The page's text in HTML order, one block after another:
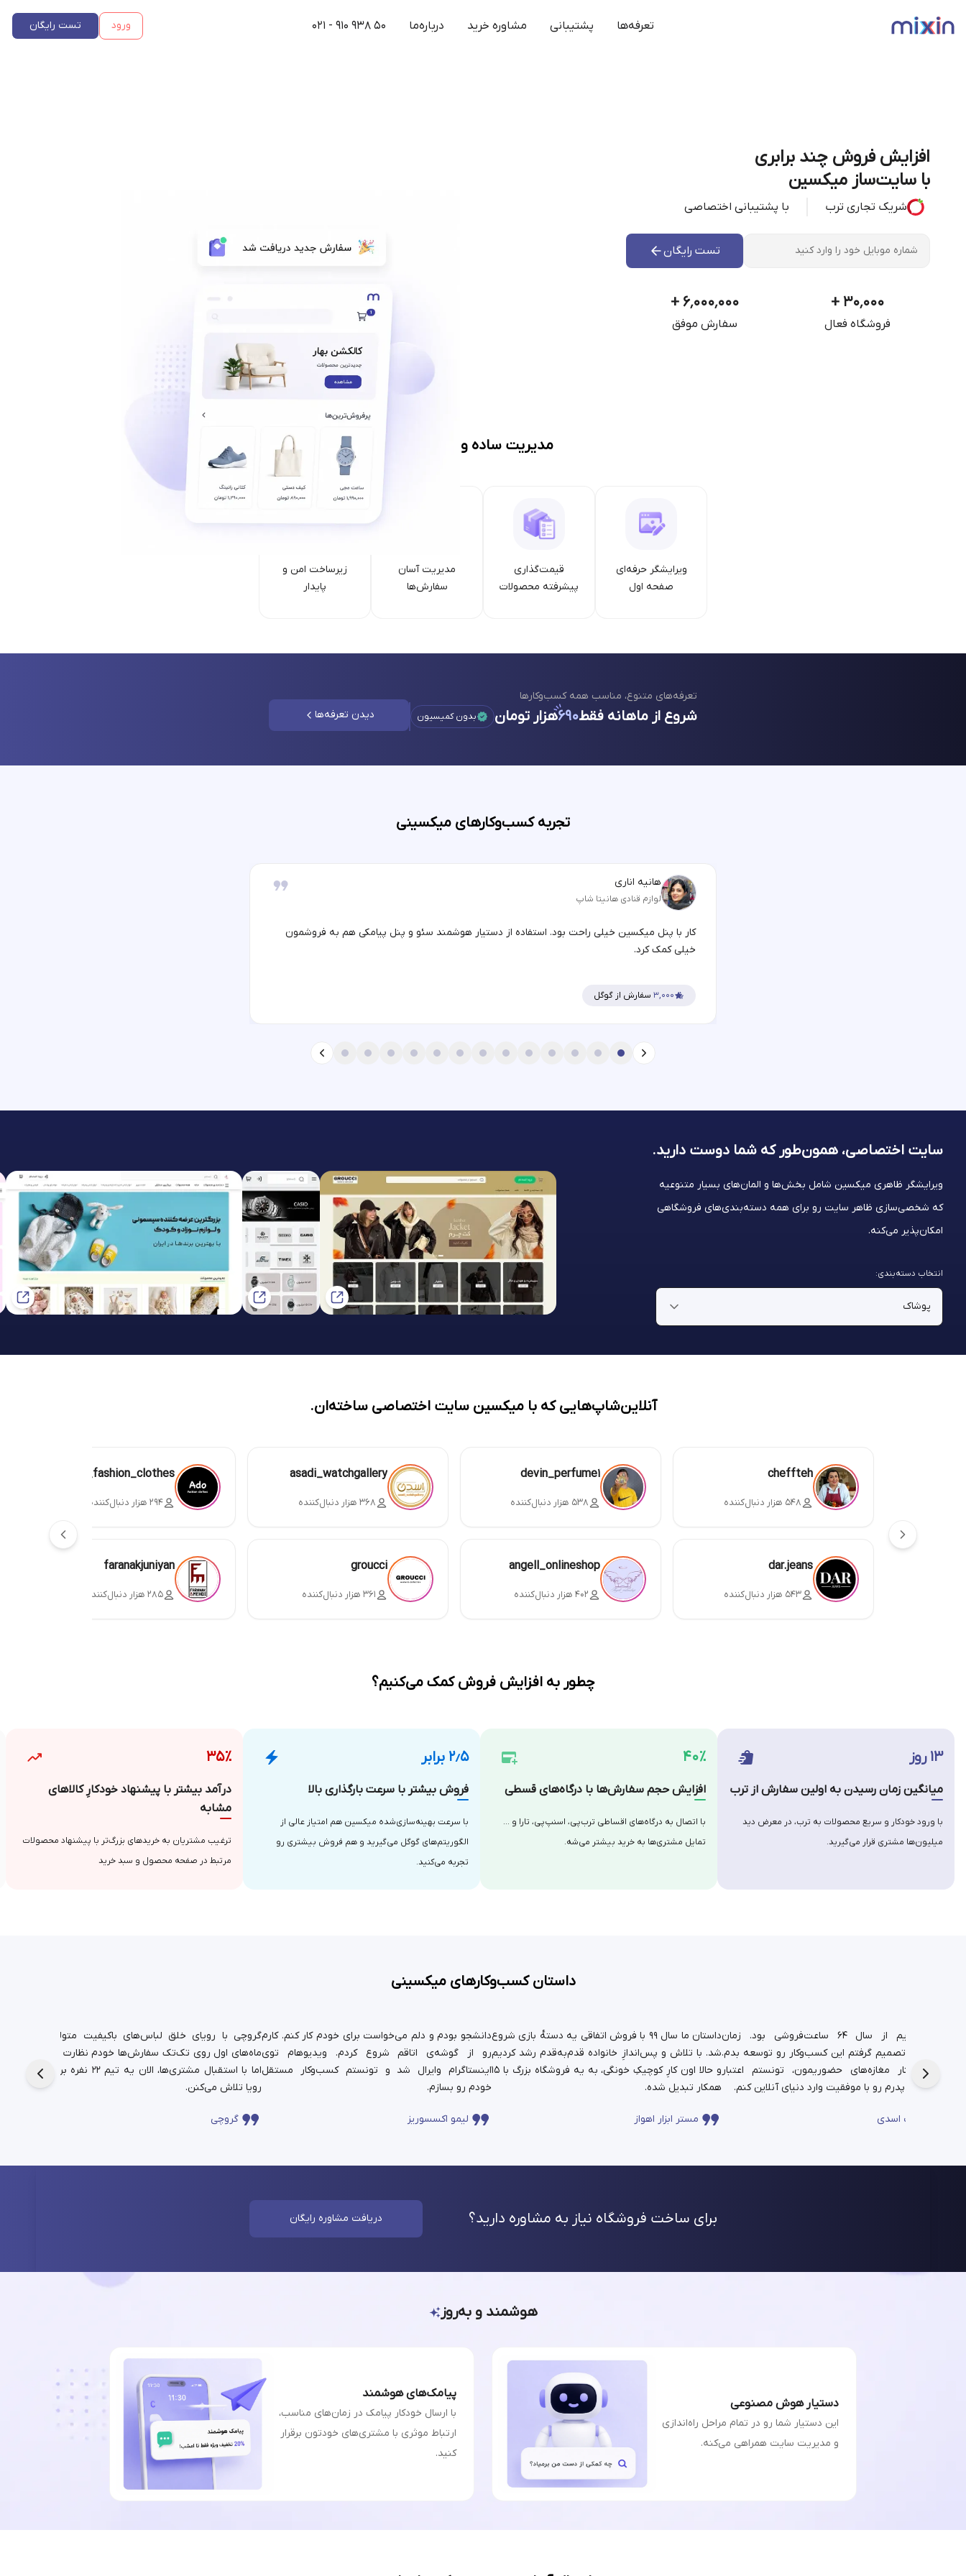
تعرفه‌ها پشتیبانی مشاوره خرید درباره‌ما ۰۲۱ - ۹۱۰ ۹۳۸ ۵۰ ورود تست رایگان
افزایش فروش چند برابری
با سایت‌ساز میکسین
شریک تجاری ترب با پشتیبانی اختصاصی
تست رایگان
۳۰٬۰۰۰ +
فروشگاه فعال
۶٬۰۰۰٬۰۰۰ +
سفارش موفق
مدیریت ساده و حرفه‌ای
ویرایشگر حرفه‌ای
صفحه اول
قیمت‌گذاری
پیشرفته محصولات
مدیریت آسان
سفارش‌ها
زیرساخت امن‌ و
پایدار
تعرفه‌های متنوع، مناسب همه کسب‌وکارها
شروع از ماهانه فقط۶۹۰هزار تومان بدون کمیسیون دیدن تعرفه‌ها
تجربه کسب‌وکارهای میکسینی
هانیه اناری
لوازم قنادی هانیتا شاپ
کار با پنل میکسین خیلی راحت بود. استفاده از دستیار هوشمند سئو و پنل پیامکی هم به فروشمون
خیلی کمک کرد.
۳,۰۰۰ سفارش از گوگل
سایت اختصاصی، همون‌طور که شما دوست دارید.
ویرایشگر ظاهری میکسین شامل بخش‌ها و المان‌های بسیار متنوعیه
که شخصی‌سازی ظاهر سایت رو برای همه دسته‌بندی‌های فروشگاهی
امکان‌پذیر می‌کنه.
انتخاب دسته‌بندی:
آنلاین‌شاپ‌هایی که با میکسین سایت اختصاصی ساخته‌ان.
cheffteh
۵۴۸ هزار دنبال‌کننده
devin_perfume1
۵۳۸ هزار دنبال‌کننده
asadi_watchgallery
۳۶۸ هزار دنبال‌کننده
ado_fashion_clothes
۲۹۴ هزار دنبال‌کننده
dar.jeans
۵۴۳ هزار دنبال‌کننده
angell_onlineshop
۴۰۲ هزار دنبال‌کننده
groucci
۳۶۱ هزار دنبال‌کننده
faranakjuniyan
۲۸۵ هزار دنبال‌کننده
چطور به افزایش فروش کمک می‌کنیم؟
۳۵٪
درآمد بیشتر با پیشنهاد خودکارِ کالاهای
مشابه
ترغیب مشتریان به خریدهای بزرگ‌تر با پیشنهاد محصولات
مرتبط در صفحه محصول و سبد خرید
۲٫۵ برابر
فروش بیشتر با سرعت بارگذاری بالا
با سرعت بهینه‌سازی‌شده میکسین هم امتیاز عالی از
الگوریتم‌های گوگل می‌گیرید و هم فروش بیشتری رو
تجربه می‌کنید.
۴۰٪
افزایش حجم سفارش‌ها با درگاه‌های قسطی
با اتصال به درگاه‌های اقساطی ترب‌پی، اسنپ‌پی، تارا و …
تمایل مشتری‌ها به خرید بیشتر می‌شه.
۱۳ روز
میانگین زمان رسیدن به اولین سفارش از ترب
با ورود خودکار و سریع محصولات به ترب، در معرض دید
میلیون‌ها مشتری قرار می‌گیرید.
داستان کسب‌وکارهای میکسینی
گروچی با رویای خلق لباس‌های باکیفیت متولد شد.
ماه‌های اول روی تک‌تک سفارش‌ها خودم نظارت داشتم،
اما با استقبال مشتری‌ها، الان یه تیم ۲۲ نفره برای این
رویا تلاش می‌کنن.
گروچی
دانشجو بودم و دلم می‌خواست برای خودم کار کنم. کارم
رو از گوشه‌ی اتاقم شروع کردم. ویدیوهام توی
اینستاگرام وایرال شد و تونستم کسب‌وکار مستقل
خودم رو بسازم.
لیمو اکسسوریز
داستان ما سال ۹۹ با فروش اتفاقی یه دسته‌ٔ بازی شروع
شد. با تلاش و پس‌اندازِ خانواده قدم‌به‌قدم رشد کردیم
و حالا اون کارِ کوچیکِ خونگی، به یه فروشگاه بزرگ با ۱۵
همکار تبدیل شده.
مستر ابزار اهواز
شغل پدریم از سال ۶۴ ساعت‌فروشی بود. زمان
دانشجویی تصمیم گرفتم این کسب‌وکار رو توسعه بدم.
حالا در کنار مغازه‌های حضوریمون، تونستم اعتبار
چندساله‌ی پدرم رو با موفقیت وارد دنیای آنلاین کنم.
ساعت اسدی
برای ساخت فروشگاه نیاز به مشاوره دارید؟ دریافت مشاوره رایگان
هوشمند و به‌روز
دستیار هوش مصنوعی
این دستیار شما رو در تمام مراحل راه‌اندازی
و مدیریت سایت همراهی می‌کنه.
پیامک‌های هوشمند
با ارسال خودکار پیامک در زمان‌های مناسب،
ارتباط موثری با مشتری‌های خودتون برقرار
کنید.